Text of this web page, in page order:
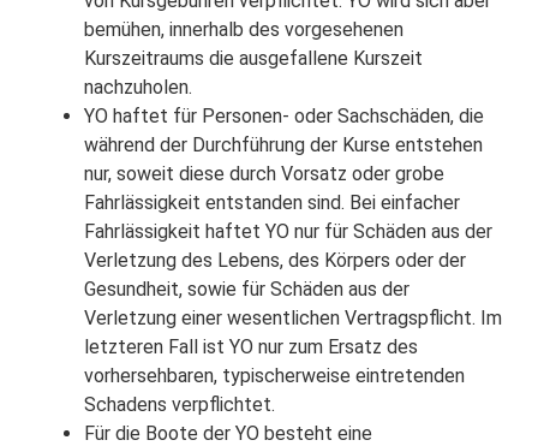
bemühen, innerhalb des vorgesehenen
Kurszeitraums die ausgefallene Kurszeit
nachzuholen.
YO haftet für Personen- oder Sachschäden, die
während der Durchführung der Kurse entstehen
nur, soweit diese durch Vorsatz oder grobe
Fahrlässigkeit entstanden sind. Bei einfacher
Fahrlässigkeit haftet YO nur für Schäden aus der
Verletzung des Lebens, des Körpers oder der
Gesundheit, sowie für Schäden aus der
Verletzung einer wesentlichen Vertragspflicht. Im
letzteren Fall ist YO nur zum Ersatz des
vorhersehbaren, typischerweise eintretenden
Schadens verpflichtet.
Für die Boote der YO besteht eine